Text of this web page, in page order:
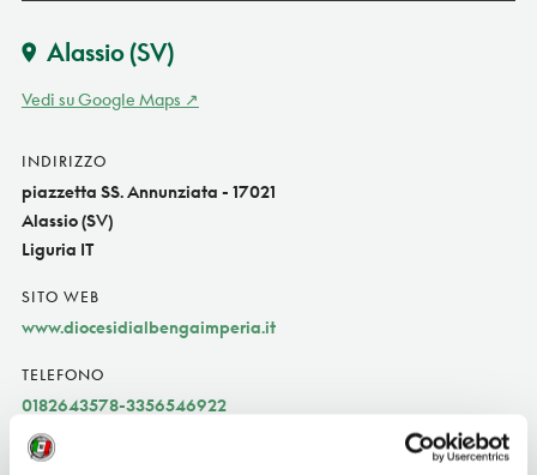
Alassio(SV)
Vedi su Google Maps
INDIRIZZO
piazzetta SS. Annunziata - 17021
Alassio (SV)
Liguria IT
SITO WEB
www.diocesidialbengaimperia.it
TELEFONO
0182643578-3356546922
ORARI DI APERTURA